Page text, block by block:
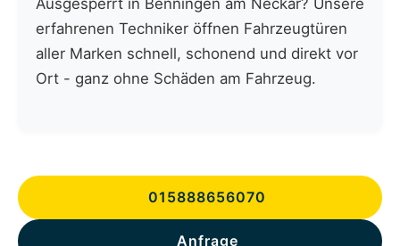
Ausgesperrt in Benningen am Neckar? Unsere
erfahrenen Techniker öffnen Fahrzeugtüren
aller Marken schnell, schonend und direkt vor
Ort - ganz ohne Schäden am Fahrzeug.
015888656070
Anfrage